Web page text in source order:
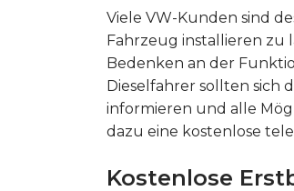
Viele VW-Kunden sind
Fahrzeug installieren zu
Bedenken an der
Dieselfahrer sollten sich
informieren und alle
dazu eine kostenlose
Kostenlose